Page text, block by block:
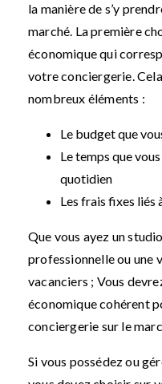
la manière de s’y
marché. La première
économique qui
votre conciergerie.
nombreux éléments :
Le budget que
Le temps que
quotidien
Les frais fixes liés
Que vous ayez un
professionnelle ou une
vacanciers ; Vous
économique cohérent
conciergerie sur le
Si vous possédez ou